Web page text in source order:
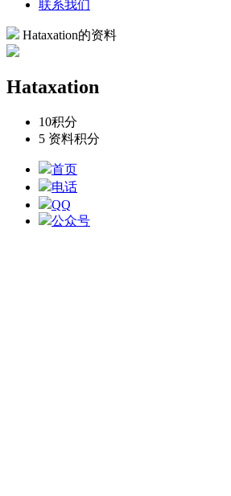
联系我们
Hataxation的资料
Hataxation
10积分
5 资料积分
首页
电话
QQ
公众号